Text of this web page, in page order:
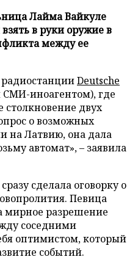
Лайма Вайкуле
в руки оружие в
между ее
Deutsche
СМИ-иноагентом), где
столкновение двух
о возможных
на Латвию, она дала
автомат», – заявила
сделала оговорку о
Певица
мирное разрешение
соседними
оптимистом, который
событий.